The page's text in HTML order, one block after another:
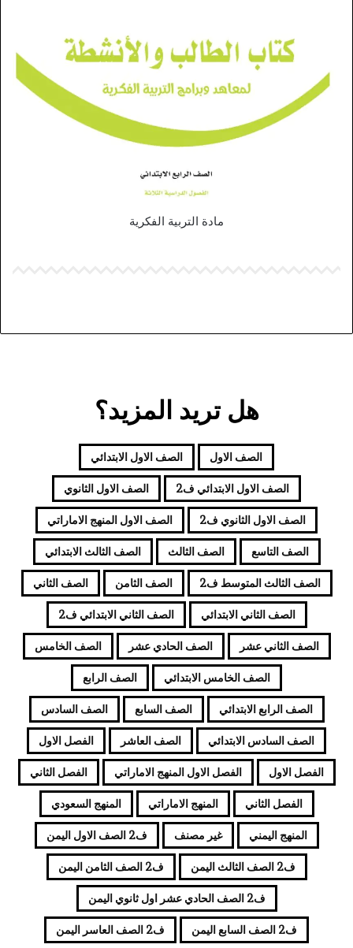
مادة التربية الفكرية
هل تريد المزيد؟
الصف الاول الصف الاول الابتدائي
الصف الاول الابتدائي ف2 الصف الاول الثانوي
الصف الاول الثانوي ف2 الصف الاول المنهج الاماراتي
الصف التاسع الصف الثالث الصف الثالث الابتدائي
الصف الثالث المتوسط ف2 الصف الثامن الصف الثاني
الصف الثاني الابتدائي الصف الثاني الابتدائي ف2
الصف الثاني عشر الصف الحادي عشر الصف الخامس
الصف الخامس الابتدائي الصف الرابع
الصف الرابع الابتدائي الصف السابع الصف السادس
الصف السادس الابتدائي الصف العاشر الفصل الاول
الفصل الاول الفصل الاول المنهج الاماراتي الفصل الثاني
الفصل الثاني المنهج الاماراتي المنهج السعودي
المنهج اليمني غير مصنف ف2 الصف الاول اليمن
ف2 الصف الثالث اليمن ف2 الصف الثامن اليمن
ف2 الصف الحادي عشر اول ثانوي اليمن
ف2 الصف السابع اليمن ف2 الصف العاسر اليمن